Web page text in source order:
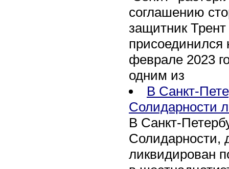
соглашению
защитник
присоединился
феврале 2023
одним из
В Санкт-
Солидарности
В Санкт-
Солидарности,
ликвидирован